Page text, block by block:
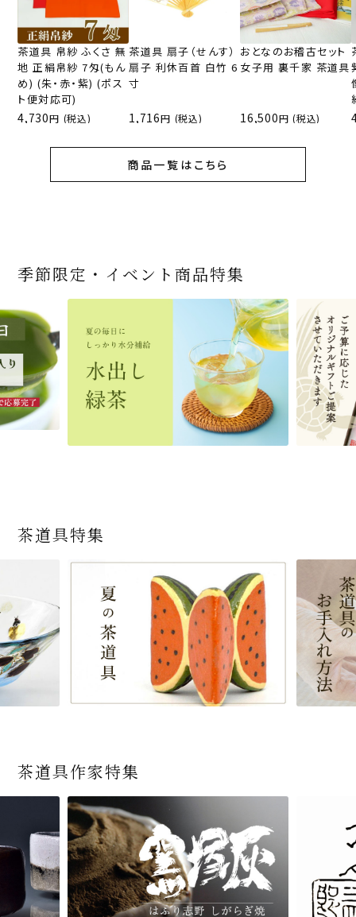
茶道具 帛紗 ふくさ 無
地 正絹帛紗 7匁(もん
め) (朱・赤・紫) (ポス
ト便対応可)
4,730 (税込)
茶道具 扇子（せんす）
扇子 利休百首 白竹 6
寸
1,716 (税込)
おとなのお稽古セット
女子用 裏千家 茶道具
16,500 (税込)
商品一覧はこちら
季節限定・イベント商品特集
茶道具特集
茶道具作家特集